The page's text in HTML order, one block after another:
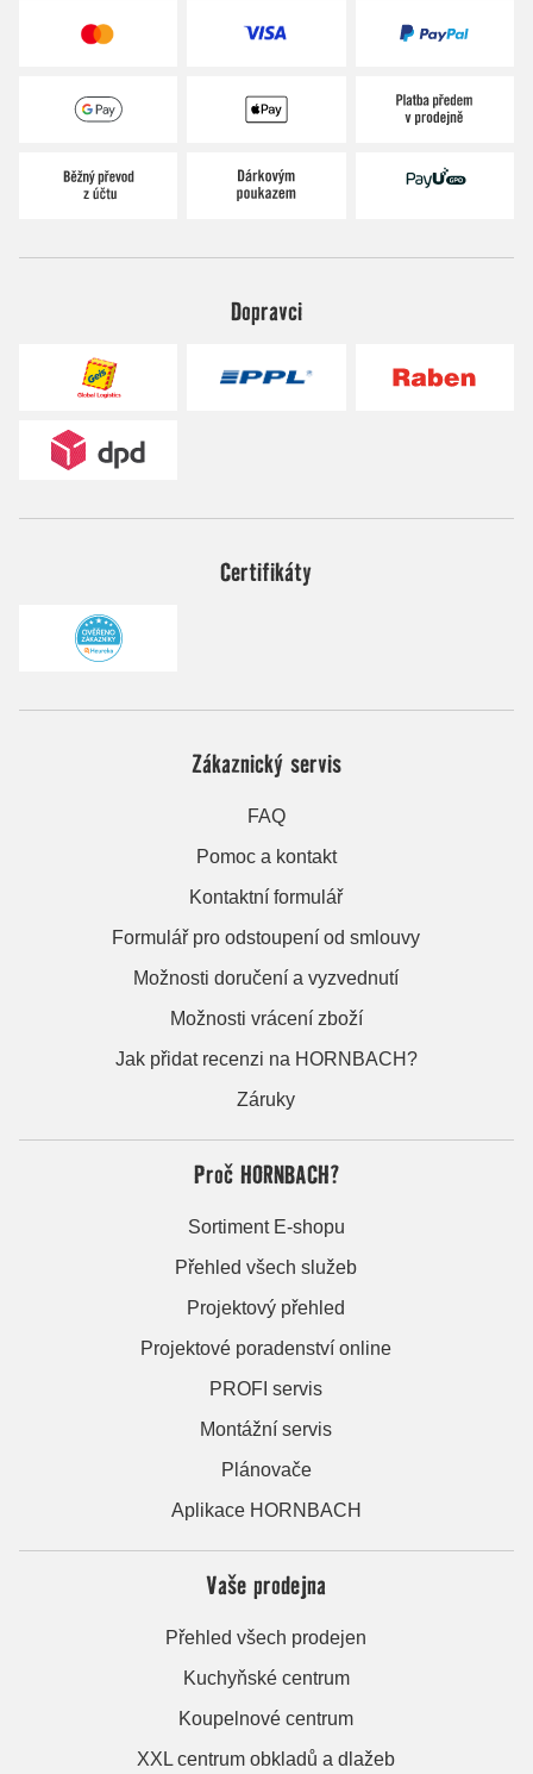
Dopravci
Certifikáty
Zákaznický servis
FAQ
Pomoc a kontakt
Kontaktní formulář
Formulář pro odstoupení od smlouvy
Možnosti doručení a vyzvednutí
Možnosti vrácení zboží
Jak přidat recenzi na HORNBACH?
Záruky
Proč HORNBACH?
Sortiment E-shopu
Přehled všech služeb
Projektový přehled
Projektové poradenství online
PROFI servis
Montážní servis
Plánovače
Aplikace HORNBACH
Vaše prodejna
Přehled všech prodejen
Kuchyňské centrum
Koupelnové centrum
XXL centrum obkladů a dlažeb